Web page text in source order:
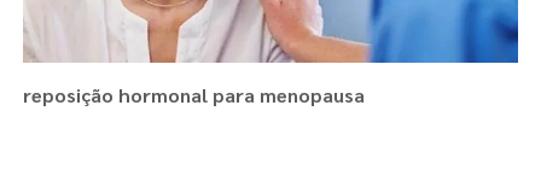
reposição hormonal para menopausa